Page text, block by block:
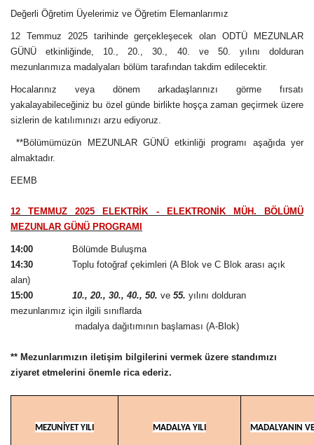
Değerli Öğretim Üyelerimiz ve Öğretim Elemanlarımız
12 Temmuz 2025 tarihinde gerçekleşecek olan ODTÜ MEZUNLAR
GÜNÜ etkinliğinde, 10., 20., 30., 40. ve 50. yılını dolduran
mezunlarımıza madalyaları bölüm tarafından takdim edilecektir.
Hocalarınız veya dönem arkadaşlarınızı görme fırsatı
yakalayabileceğiniz bu özel günde birlikte hoşça zaman geçirmek üzere
sizlerin de katılımınızı arzu ediyoruz.
**Bölümümüzün MEZUNLAR GÜNÜ etkinliği programı aşağıda yer
almaktadır.
EEMB
12 TEMMUZ 2025 ELEKTRİK - ELEKTRONİK MÜH. BÖLÜMÜ
MEZUNLAR GÜNÜ PROGRAMI
14:00
Bölümde Buluşma
14:30 Toplu fotoğraf çekimleri (A Blok ve C Blok arası açık
alan)
15:00
10., 20., 30., 40., 50. ve 55. yılını dolduran
mezunlarımız için ilgili sınıflarda
madalya dağıtımının başlaması (A-Blok)
** Mezunlarımızın iletişim bilgilerini vermek üzere standımızı
ziyaret etmelerini önemle rica ederiz.
MEZUNİYET YILI MADALYA YILI MADALYANIN